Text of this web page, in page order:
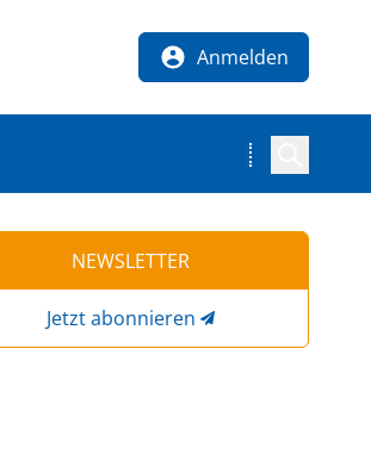
Anmelden
NEWSLETTER
Jetzt abonnieren